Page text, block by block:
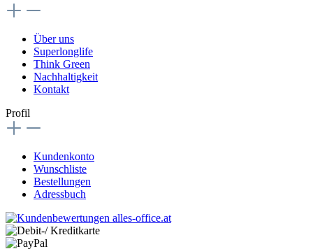
Über uns
Superlonglife
Think Green
Nachhaltigkeit
Kontakt
Profil
Kundenkonto
Wunschliste
Bestellungen
Adressbuch